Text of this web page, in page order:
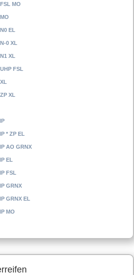
MO
EL
0 XL
XL
FSL
XL
* ZP EL
AO GRNX
EL
FSL
GRNX
GRNX EL
MO